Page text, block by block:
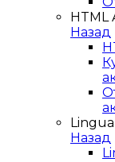
HTML
Назад
Назад